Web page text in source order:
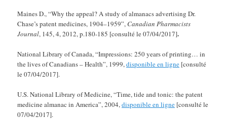
Maines D., “Why the appeal? A study of almanacs advertising Dr.
Chase’s patent medicines, 1904–1959”, Canadian Pharmacists
Journal, 145, 4, 2012, p.180-185 [consulté le 07/04/2017].
National Library of Canada, “Impressions: 250 years of printing… in
the lives of Canadians – Health”, 1999,disponible en ligne [consulté
le 07/04/2017].
U.S. National Library of Medicine, “Time, tide and tonic: the patent
medicine almanac in America”, 2004,disponible en ligne [consulté le
07/04/2017].